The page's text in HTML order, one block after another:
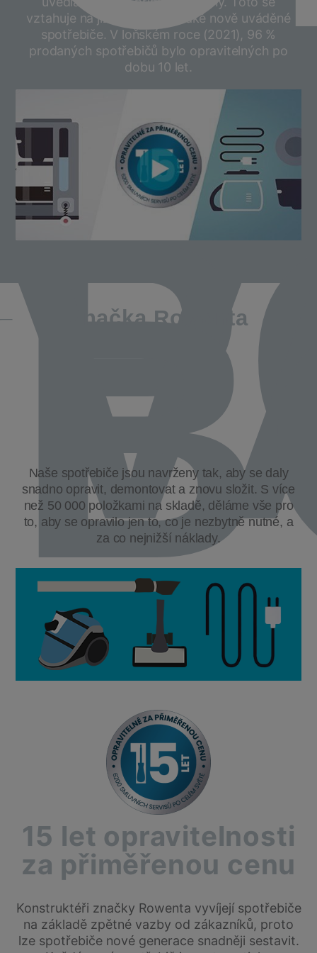
vztahuje na již vyráběné a také nově uváděné
spotřebiče. V loňském roce (2021), 96 %
prodaných spotřebičů bylo opravitelných po
dobu 10 let.
Značka Rowenta
Naše spotřebiče jsou navrženy tak, aby se daly
snadno opravit, demontovat a znovu složit. S více
než 50 000 položkami na skladě, děláme vše pro
to, aby se opravilo jen to, co je nezbytně nutné, a
za co nejnižší náklady.
15 let opravitelnosti
za přiměřenou cenu
Konstruktéři značky Rowenta vyvíjejí spotřebiče
na základě zpětné vazby od zákazníků, proto
lze spotřebiče nové generace snadněji sestavit.